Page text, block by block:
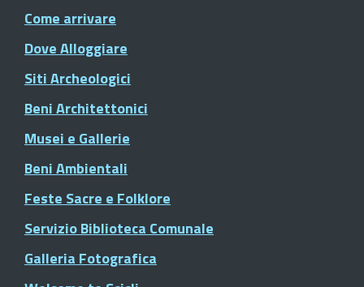
Come arrivare
Dove Alloggiare
Siti Archeologici
Beni Architettonici
Musei e Gallerie
Beni Ambientali
Feste Sacre e Folklore
Servizio Biblioteca Comunale
Galleria Fotografica